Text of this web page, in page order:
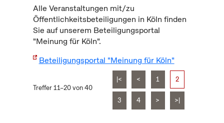
Alle Veranstaltungen mit/zu
Öffentlichkeitsbeteiligungen in Köln finden
Sie auf unserem Beteiligungsportal
"Meinung für Köln".
Beteiligungsportal "Meinung für Köln"
Treffer 11–20 von 40
|< < 1 2
3 4 > >|